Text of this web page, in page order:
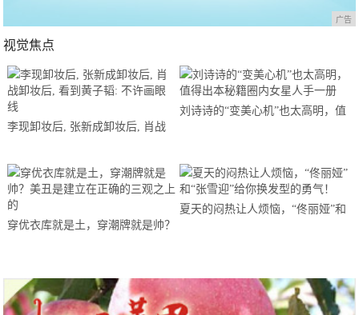
广告
视觉焦点
李现卸妆后, 张新成卸妆后, 肖战
刘诗诗的“变美心机”也太高明，值
穿优衣库就是土，穿潮牌就是帅？
夏天的闷热让人烦恼，“佟丽娅”和